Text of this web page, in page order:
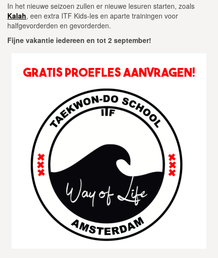
In het nieuwe seizoen zullen er nieuwe lesuren starten, zoals
Kalah, een extra ITF Kids-les en aparte trainingen voor
halfgevorderden en gevorderden.
Fijne vakantie iedereen en tot 2 september!